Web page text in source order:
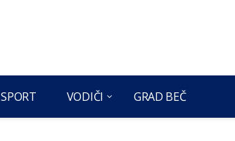
SPORT VODIČI GRAD BEČ